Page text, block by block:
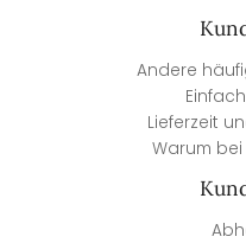
Andere
Lieferzeit
Warum